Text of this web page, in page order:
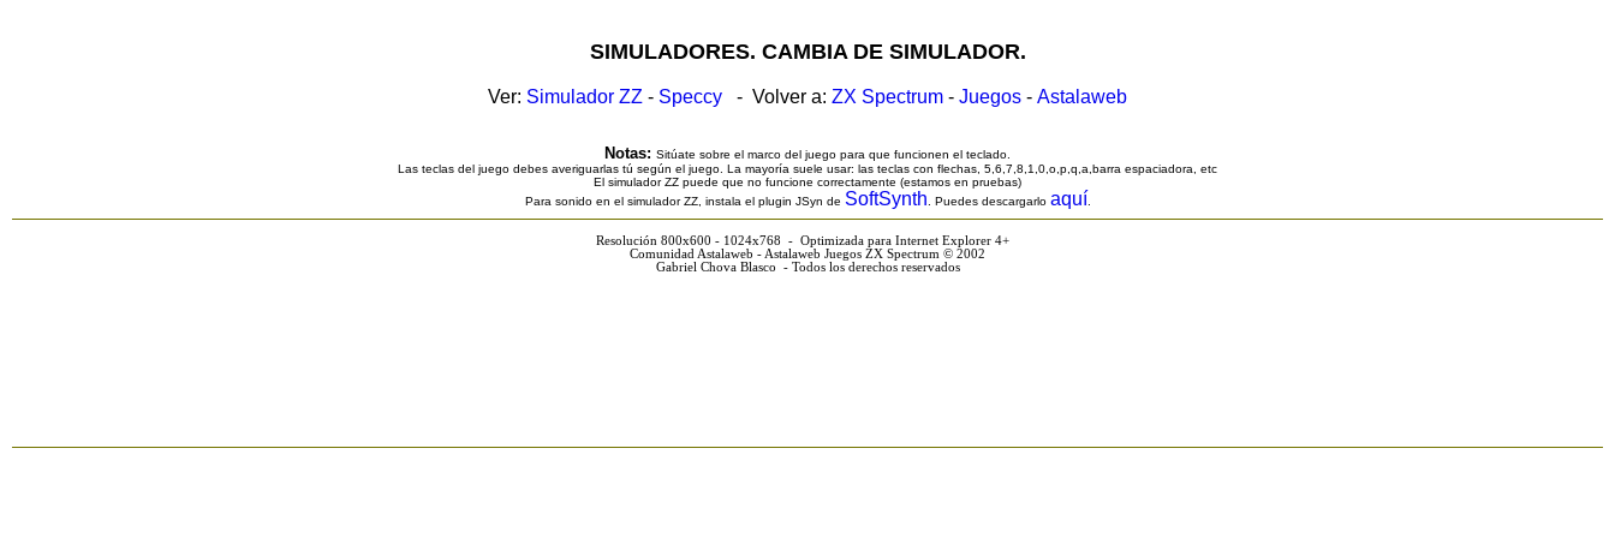
SIMULADORES. CAMBIA DE SIMULADOR.
Ver: Simulador ZZ - Speccy - Volver a: ZX Spectrum - Juegos - Astalaweb
Notas: Sitúate sobre el marco del juego para que funcionen el teclado.
Las teclas del juego debes averiguarlas tú según el juego. La mayoría suele usar: las teclas con flechas, 5,6,7,8,1,0,o,p,q,a,barra espaciadora, etc
El simulador ZZ puede que no funcione correctamente (estamos en pruebas)
Para sonido en el simulador ZZ, instala el plugin JSyn de SoftSynth . Puedes descargarlo aquí
Resolución 800x600 - 1024x768 - Optimizada para Internet Explorer 4+
Comunidad Astalaweb - Astalaweb Juegos ZX Spectrum © 2002
Gabriel Chova Blasco - Todos los derechos reservados